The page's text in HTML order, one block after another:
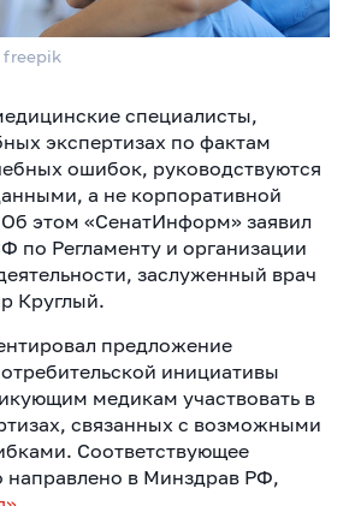
freepik
специалисты,
экспертизах по фактам
ошибок, руководствуются
а не корпоративной
этом «СенатИнформ» заявил
по Регламенту и организации
заслуженный врач
Круглый.
предложение
инициативы
медикам участвовать в
связанных с возможными
Соответствующее
в Минздрав РФ,